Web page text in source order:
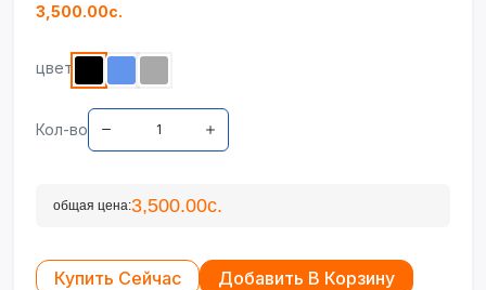
3,500.00с.
цвет
Кол-во
общая цена:3,500.00с.
Купить Сейчас Добавить В Корзину